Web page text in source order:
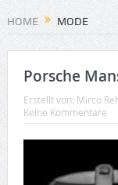
HOME MODE
Porsche
Erstellt von: Mirco
Keine Kommentare